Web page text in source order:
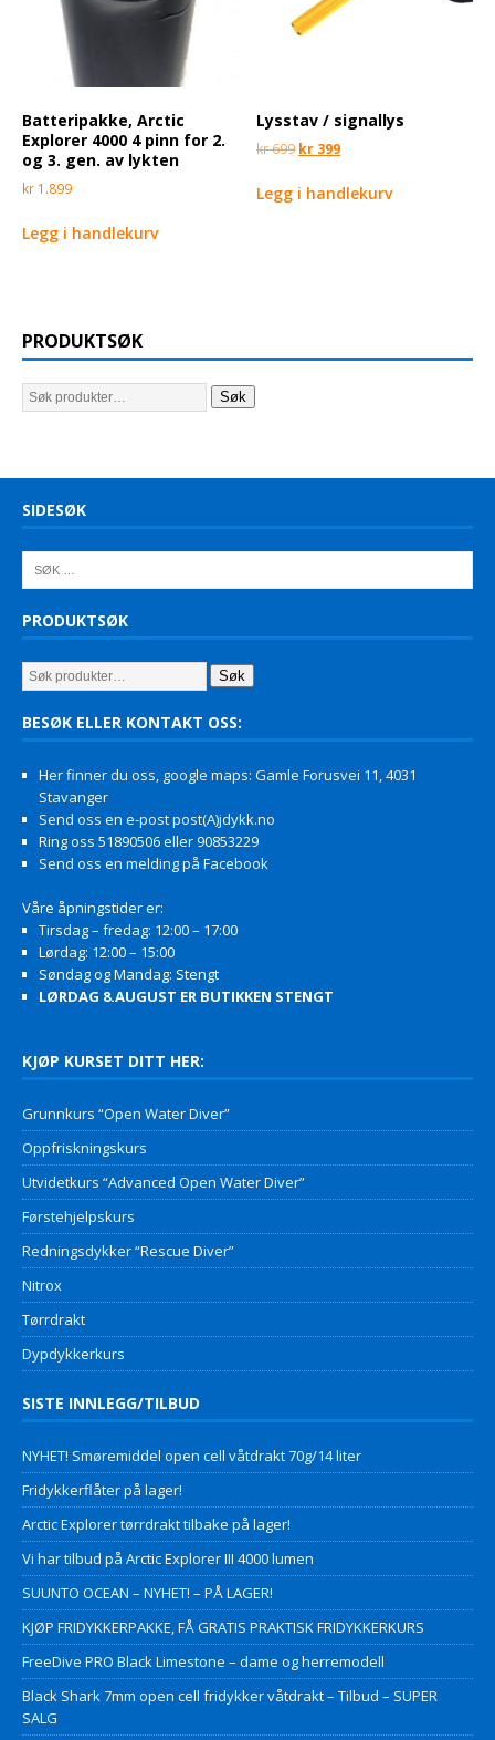
Batteripakke, Arctic
Explorer 4000 4 pinn for 2.
og 3. gen. av lykten
kr 1.899
Legg i handlekurv
Lysstav / signallys
kr699 kr 399
Legg i handlekurv
PRODUKTSØK
Søk
SIDESØK
PRODUKTSØK
Søk
BESØK ELLER KONTAKT OSS:
Her finner du oss, google maps: Gamle Forusvei 11, 4031
Stavanger
Send oss en e-post post(A)jdykk.no
Ring oss 51890506 eller 90853229
Send oss en melding på Facebook
Våre åpningstider er:
Tirsdag – fredag: 12:00 – 17:00
Lørdag: 12:00 – 15:00
Søndag og Mandag: Stengt
LØRDAG 8.AUGUST ER BUTIKKEN STENGT
KJØP KURSET DITT HER:
Grunnkurs “Open Water Diver”
Oppfriskningskurs
Utvidetkurs “Advanced Open Water Diver”
Førstehjelpskurs
Redningsdykker “Rescue Diver”
Nitrox
Tørrdrakt
Dypdykkerkurs
SISTE INNLEGG/TILBUD
NYHET! Smøremiddel open cell våtdrakt 70g/14 liter
Fridykkerflåter på lager!
Arctic Explorer tørrdrakt tilbake på lager!
Vi har tilbud på Arctic Explorer III 4000 lumen
SUUNTO OCEAN – NYHET! – PÅ LAGER!
KJØP FRIDYKKERPAKKE, FÅ GRATIS PRAKTISK FRIDYKKERKURS
FreeDive PRO Black Limestone – dame og herremodell
Black Shark 7mm open cell fridykker våtdrakt – Tilbud – SUPER
SALG